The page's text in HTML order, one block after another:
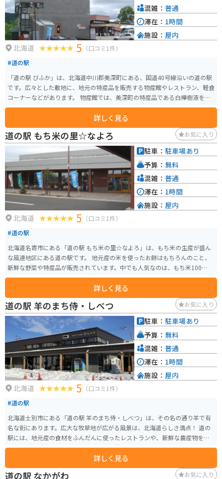
北海道 5 （口コミ1件）
#道の駅
「道の駅 びふか」は、北海道中川郡美深町にある、国道40号線沿いの道の駅
です。広々とした敷地に、地元の特産品を販売する物産館やレストラン、軽食
コーナーなどがあります。 物産館では、美深町の特産品である白樺樹液を使
ったジュースやお菓子、地元産の新鮮な野菜などが販売されています。レス
トランでは、美深産の食材を使った料理を楽しむことができます。 また、道
の駅 びふかには、オートキャンプ場も併設されています。 バイクで訪れる場
合、国道40号線を走行すると、道の駅 びふかに到着します。駐車場も広々と
しているので、バイクを停める場所にも困りません。 美深町は、北海道の中
でも特に自然豊かな地域として知られており、周囲には、大自然を満喫でき
る観光スポットがたくさんあります。 道の駅 びふかで休憩を挟みながら、ツ
ーリングを楽しむのも良いでしょう。
詳しく見る
混雑： 普通
滞在： 1時間
施設： 屋内
道の駅 もち米の里☆なよろ お気に入り
北海道 5 （口コミ1件）
#道の駅
北海道名寄市にある「道の駅 もち米の里☆なよろ」は、もち米の生産が盛ん
な風連地区にある道の駅です。 地元産の米を使ったお餅はもちろんのこと、
新鮮な野菜や特産品が販売されています。中でも人気なのは、もち米100%使
用のソフトクリームです。もち米の独特な甘さと風味が感じられる、ここで
しか味わえないソフトクリームです。 バイクで訪れる場合は、広々とした駐
車場があるので安心です。道の駅には、観光案内所や休憩スペースも併設さ
れているので、ツーリングの休憩にも最適な場所です。 周辺には、美しい田
園風景が広がっており、特に夏場は緑一面の稲穂が楽しめます。また、道の
駅から少し足を伸ばせば、ひまわり畑やラベンダー畑など、季節の花々を楽
しむこともできます。
詳しく見る
駐車： 駐車場あり
予算： 無料
混雑： 普通
滞在： 1時間
施設： 屋内
道の駅 羊のまち侍・しべつ お気に入り
北海道 5 （口コミ1件）
#道の駅
北海道士別市にある「道の駅 羊のまち侍・しべつ」は、その名の通り羊で有
名な街にあります。広大な牧草地が広がる風景は、北海道らしさ満点！ 道の
駅には、地元産の食材をふんだんに使ったレストランや、新鮮な農産物を販
売する直売所があり、ドライブ途中の休憩に最適です。特におすすめは、士
別産の羊肉を使ったジンギスカン。臭みが少なく、柔らかくジューシーな味
わいが楽しめます。また、ソフトクリームやチーズなどの乳製品も人気です。
詳しく見る
駐車： 駐車場あり
予算： 無料
混雑： 普通
滞在： 1時間
施設： 屋内
道の駅 なかがわ お気に入り